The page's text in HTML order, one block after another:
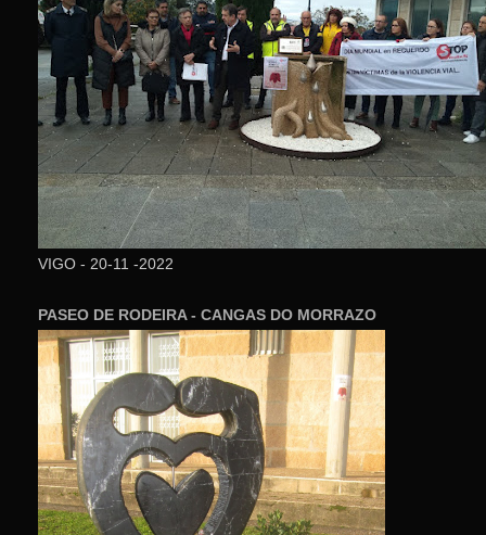
VIGO - 20-11 -2022
PASEO DE RODEIRA - CANGAS DO MORRAZO